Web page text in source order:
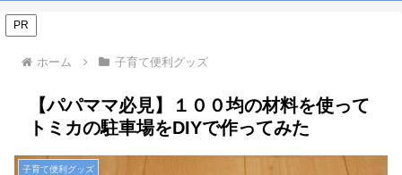
PR
ホーム 子育て便利グッズ
【パパママ必見】１００均の材料を使って
トミカの駐車場をDIYで作ってみた
子育て便利グッズ